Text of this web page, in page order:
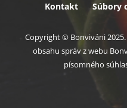
Kontakt Súbory
Copyright © Bonviváni
obsahu správ z webu
písomného